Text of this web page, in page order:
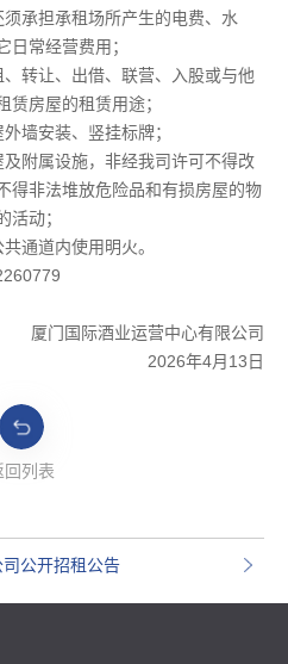
承担承租场所产生的电费、水
日常经营费用；
转让、出借、联营、入股或与他
赁房屋的租赁用途；
墙安装、竖挂标牌；
附属设施，非经我司许可不得改
得非法堆放危险品和有损房屋的物
活动；
通道内使用明火。
2260779
厦门国际酒业运营中心有限公司
2026年4月13日
回列表
公开招租公告